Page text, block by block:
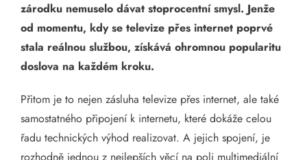
zárodku nemuselo dávat stoprocentní smysl. Jenže
od momentu, kdy se televize přes internet poprvé
stala reálnou službou, získává ohromnou popularitu
doslova na každém kroku.
Přitom je to nejen zásluha televize přes internet, ale také
samostatného připojení k internetu, které dokáže celou
řadu technických výhod realizovat. A jejich spojení, je